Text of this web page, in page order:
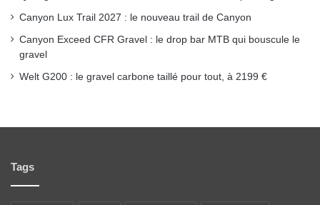
Canyon Lux Trail 2027 : le nouveau trail de Canyon
Canyon Exceed CFR Gravel : le drop bar MTB qui bouscule le
gravel
Welt G200 : le gravel carbone taillé pour tout, à 2199 €
Tags